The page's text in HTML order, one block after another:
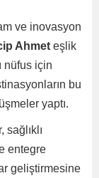
ve inovasyon
Ahmet eşlik
nüfus için
bu
yaptı.
entegre
geliştirmesine